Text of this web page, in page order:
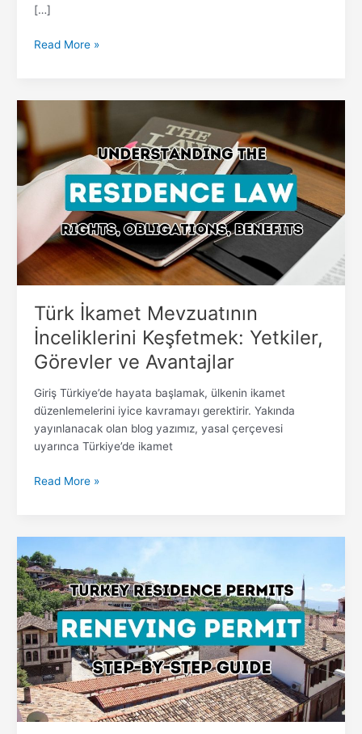
[…]
Read More »
Türk İkamet Mevzuatının
İnceliklerini Keşfetmek: Yetkiler,
Görevler ve Avantajlar
Giriş Türkiye’de hayata başlamak, ülkenin ikamet
düzenlemelerini iyice kavramayı gerektirir. Yakında
yayınlanacak olan blog yazımız, yasal çerçevesi
uyarınca Türkiye’de ikamet
Mevzuatının
İnceliklerini
Keşfetmek:
Görevler
Avantajlar
Read More »
İkametinizi
Yeniden
Canlandırın:
İzin
Yenileme
İçin
Kapsamlı
Adım
Adım
Kılavuzunuz